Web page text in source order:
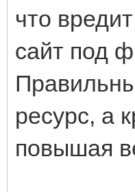
что
сайт под
ресурс, а
повышая